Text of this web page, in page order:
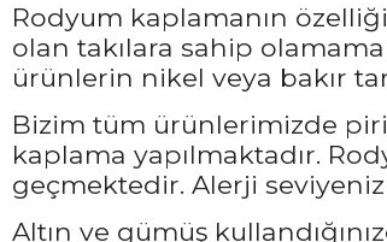
Rodyum kaplamanın
olan takılara sahip
ürünlerin nikel veya bakır
Bizim tüm ürünlerimizde
kaplama yapılmaktadır.
geçmektedir. Alerji
Altın ve gümüş